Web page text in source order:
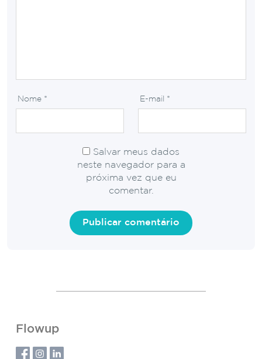
Nome * E-mail *
Salvar meus dados
neste navegador para a
próxima vez que eu
comentar.
Flowup